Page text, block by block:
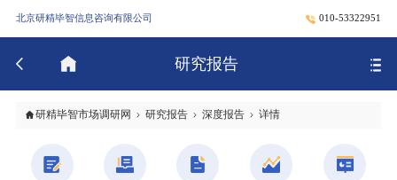
北京研精毕智信息咨询有限公司 010-53322951
研究报告
研精毕智市场调研网 研究报告 深度报告 详情